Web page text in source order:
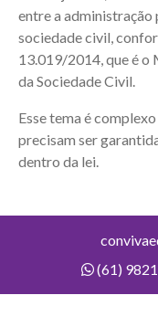
entre a administração
sociedade civil,
13.019/2014, que é o
da Sociedade Civil.
Esse tema é
precisam ser
dentro da lei.
(61)